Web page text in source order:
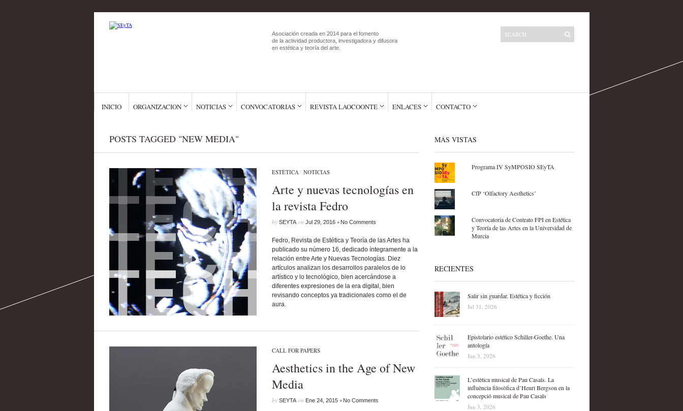
Asociación creada en 2014 para el fomento
de la actividad productora, investigadora y difusora
en estética y teoría del arte.
INICIO ORGANIZACION NOTICIAS CONVOCATORIAS REVISTA LAOCOONTE ENLACES CONTACTO
POSTS TAGGED "NEW MEDIA"
ESTÉTICA/ NOTICIAS
Arte y nuevas tecnologías en
la revista Fedro
by SEYTAon Jul 29, 2016 • No Comments
Fedro, Revista de Estética y Teoría de las Artes ha
publicado su número 16, dedicado íntegramente a la
relación entre Arte y Nuevas Tecnologías. Diez
artículos analizan los desarrollos paralelos de lo
artístico y lo tecnológico, bien acercándose a
diferentes expresiones de la era digital, bien
revisando conceptos ya tradicionales como el de
aura.
CALL FOR PAPERS
Aesthetics in the Age of New
Media
by SEYTAon Ene 24, 2015 • No Comments
MÁS VISTAS
Programa IV SyMPOSIO SEyTA
CfP ‘Olfactory Aesthetics’
Convocatoria de Contrato FPI en Estética
y Teoría de las Artes en la Universidad de
Murcia
RECIENTES
Salir sin guardar. Estética y ficción
Jul 31, 2026
Epistolario estético Schiller-Goethe. Una
antología
Jun 3, 2026
L’estètica musical de Pau Casals. La
influència filosòfica d’Henri Bergson en la
concepció musical de Pau Casals
Jun 3, 2026